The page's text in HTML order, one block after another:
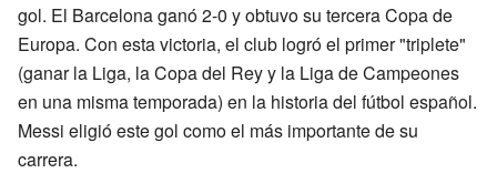
gol. El Barcelona ganó 2-0 y obtuvo su tercera Copa de
Europa. Con esta victoria, el club logró el primer "triplete"
(ganar la Liga, la Copa del Rey y la Liga de Campeones
en una misma temporada) en la historia del fútbol español.
Messi eligió este gol como el más importante de su
carrera.